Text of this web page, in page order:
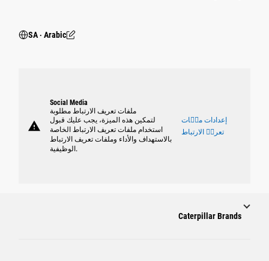
SA ‧ Arabic
warning
Social Media
ملفات تعريف الارتباط مطلوبة
لتمكين هذه الميزة، يجب عليك قبول
استخدام ملفات تعريف الارتباط الخاصة
بالاستهداف والأداء وملفات تعريف الارتباط
الوظيفية.
إعدادات ملٝات
تعريٝ الارتباط
Caterpillar Brands